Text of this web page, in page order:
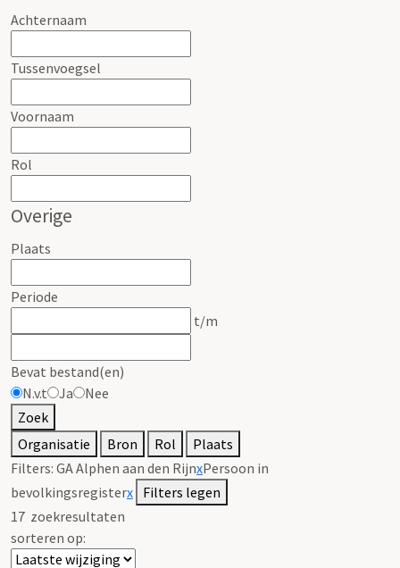
Achternaam
Tussenvoegsel
Voornaam
Rol
Overige
Plaats
Periode
t/m
Bevat bestand(en)
N.v.t
Ja
Nee
Zoek
Organisatie
Bron Rol
Plaats
Filters: GA Alphen aan den RijnxPersoon in
bevolkingsregisterx Filters legen
17 zoekresultaten
sorteren op: